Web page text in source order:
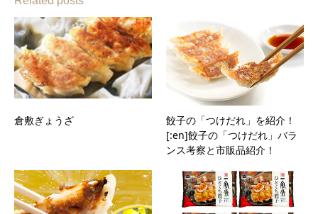
倉敷ぎょうざ
餃子の「つけだれ」を紹介！
[:en]餃子の「つけだれ」バラ
ンス考察と市販品紹介！